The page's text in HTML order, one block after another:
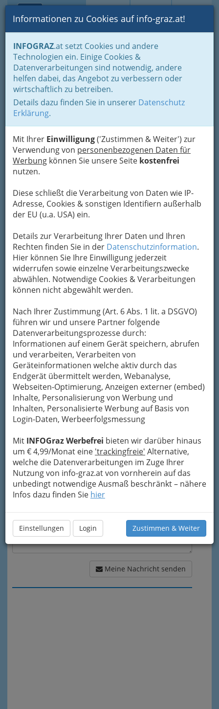
Suche Login Toggle
Informationen zu Cookies auf info-graz.at!
INFOGRAZ.at setzt Cookies und andere
Technologien ein. Einige Cookies &
Datenverarbeitungen sind notwendig, andere
helfen dabei, das Angebot zu verbessern oder
wirtschaftlich zu betreiben.
Details dazu finden Sie in unserer Datenschutz
Erklärung.
Mit Ihrer Einwilligung('Zustimmen & Weiter') zur
Verwendung von personenbezogenen Daten für
Werbung können Sie unsere Seite kostenfrei
nutzen.
Diese schließt die Verarbeitung von Daten wie IP-
Adresse, Cookies & sonstigen Identifiern außerhalb
der EU (u.a. USA) ein.
Details zur Verarbeitung Ihrer Daten und Ihren
Rechten finden Sie in der Datenschutzinformation.
Hier können Sie Ihre Einwilligung jederzeit
widerrufen sowie einzelne Verarbeitungszwecke
abwählen. Notwendige Cookies & Verarbeitungen
können nicht abgewählt werden.
Nach Ihrer Zustimmung (Art. 6 Abs. 1 lit. a DSGVO)
führen wir und unsere Partner folgende
Datenverarbeitungsprozesse durch:
Informationen auf einem Gerät speichern, abrufen
und verarbeiten, Verarbeiten von
Geräteinformationen welche aktiv durch das
Endgerät übermittelt werden, Webanalyse,
Webseiten-Optimierung, Anzeigen externer (embed)
Inhalte, Personalisierung von Werbung und
Inhalten, Personalisierte Werbung auf Basis von
Login-Daten, Werbeerfolgsmessung
Mit INFOGraz Werbefrei bieten wir darüber hinaus
um € 4,99/Monat eine 'trackingfreie' Alternative,
welche die Datenverarbeitungen im Zuge Ihrer
Nutzung von info-graz.at von vornherein auf das
unbedingt notwendige Ausmaß beschränkt – nähere
Infos dazu finden Sie hier
Einstellungen Login Zustimmen & Weiter
Home Branchen
Einkaufen & Schenken - der Handel
Handel in Graz
Dinge des täglichen Lebens
Arznei, Drogerie, Chemikalien und Farben
Apomedica
pharmazeutische Produkte
Gesellschaft m.b.H.
Roseggerkai 3, 8010 Graz
+43 316 823 533-0
+43 316 823 533-50
Karte
Karte anzeigen
Kontaktaufnahme
Um die Info-Graz Firmenvor Spam-Mails zu
bewahren, verwenden wir an dieser Stelle zur
Übermittlung Ihrer Nachricht ein sicheres
Formular. Ihre Nachricht wird nach dem
Unternehmen Apomedica pharmazeutische
Produkte Gesellschaft m.b.H. weitergeleitet.
Mein Name
Meine Email Adresse
Mein Betreff
Meine Nachricht
Meine Nachricht senden